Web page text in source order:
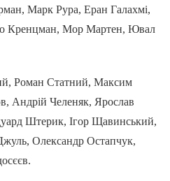
Марк Рура, Еран Галахмі,
Кренцман, Мор Мартен, Ювал
Роман Статний, Максим
Андрій Челеняк, Ярослав
Штерик, Ігор Щавинський,
Олександр Остапчук,